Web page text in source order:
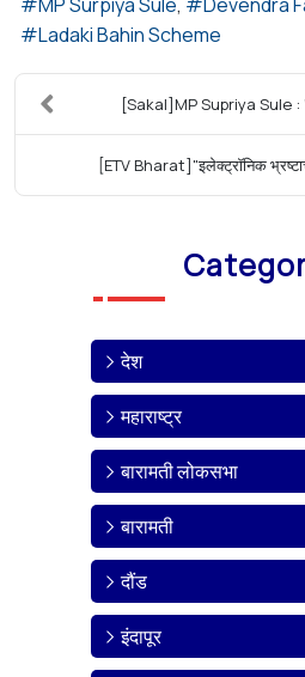
Ladaki Bahin Scheme
[Sakal]MP Supriya Sule :
[ETV Bharat]"इलेक्ट्रॉनिक
देश
महाराष्ट्र
बारामती लोकसभा
बारामती
दौंड
इंदापूर